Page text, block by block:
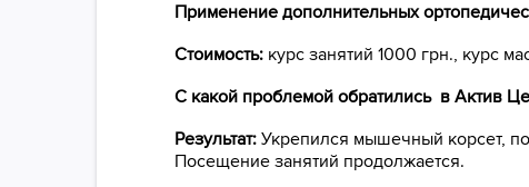
Применение дополнительных
Стоимость: курс занятий 1000 грн., курс
С какой проблемой обратились в Актив
Результат: Укрепился мышечный корсет,
Посещение занятий продолжается.